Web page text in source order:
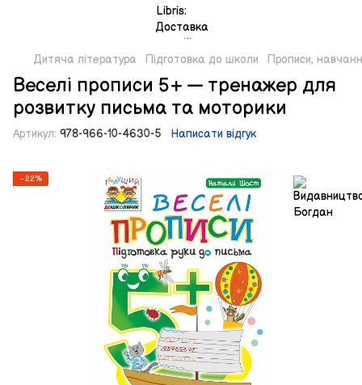
Дитяча література Підготовка до школи Прописи,
Веселі прописи 5+ — тренажер для
розвитку письма та моторики
Артикул: 978-966-10-4630-5 Написати відгук
−22%